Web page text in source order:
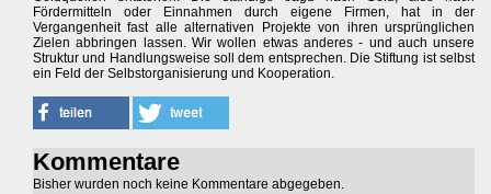
Fördermitteln oder Einnahmen durch eigene Firmen, hat in der
Vergangenheit fast alle alternativen Projekte von ihren ursprünglichen
Zielen abbringen lassen. Wir wollen etwas anderes - und auch unsere
Struktur und Handlungsweise soll dem entsprechen. Die Stiftung ist selbst
ein Feld der Selbstorganisierung und Kooperation.
Kommentare
Bisher wurden noch keine Kommentare abgegeben.